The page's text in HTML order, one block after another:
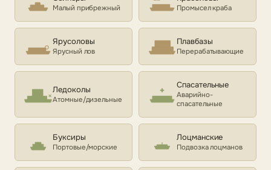
Малый прибрежный Промысел краба
Ярусоловы
Ярусный лов
Плавбазы
Перерабатывающие
Ледоколы
Атомные/дизельные
Спасательные
Аварийно-
спасательные
Буксиры
Портовые/морские
Лоцманские
Подвозка лоцманов